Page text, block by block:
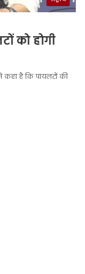
को होगी
ने कहा है कि पायलटों की